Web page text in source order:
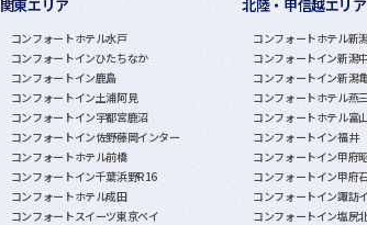
関東エリア
コンフォートホテル水戸
コンフォートインひたちなか
コンフォートイン鹿島
コンフォートイン土浦阿見
コンフォートイン宇都宮鹿沼
コンフォートイン佐野藤岡インター
コンフォートホテル前橋
コンフォートイン千葉浜野R16
コンフォートホテル成田
コンフォートスイーツ東京ベイ
北陸・甲信越エリア
コンフォートホテル新
コンフォートイン新潟
コンフォートイン新潟
コンフォートホテル燕
コンフォートホテル富
コンフォートイン福井
コンフォートイン甲府
コンフォートイン甲府
コンフォートイン諏訪
コンフォートイン塩尻